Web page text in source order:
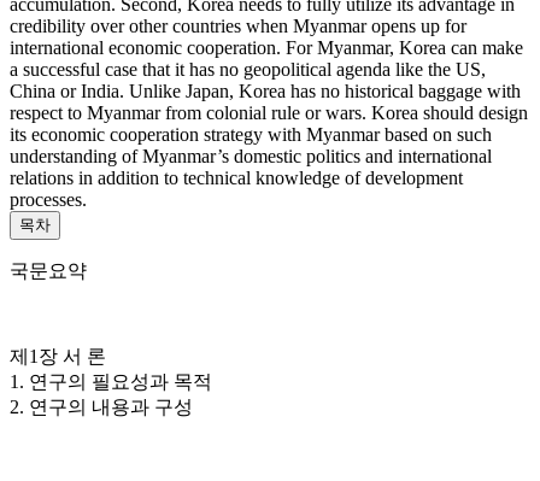
accumulation. Second, Korea needs to fully utilize its advantage in
credibility over other countries when Myanmar opens up for
international economic cooperation. For Myanmar, Korea can make
a successful case that it has no geopolitical agenda like the US,
China or India. Unlike Japan, Korea has no historical baggage with
respect to Myanmar from colonial rule or wars. Korea should design
its economic cooperation strategy with Myanmar based on such
understanding of Myanmar’s domestic politics and international
relations in addition to technical knowledge of development
processes.
목차
국문요약
제1장 서 론
1. 연구의 필요성과 목적
2. 연구의 내용과 구성